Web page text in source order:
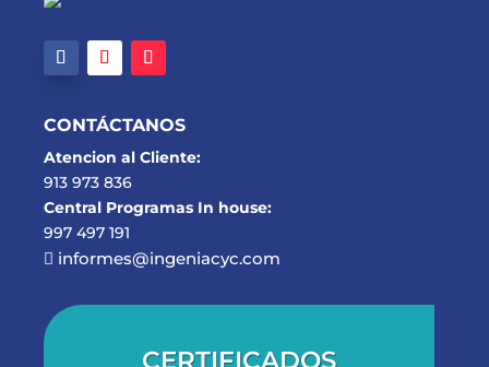
CONTÁCTANOS
Atencion al Cliente:
913 973 836
Central Programas In house:
997 497 191
 informes@ingeniacyc.com
CERTIFICADOS